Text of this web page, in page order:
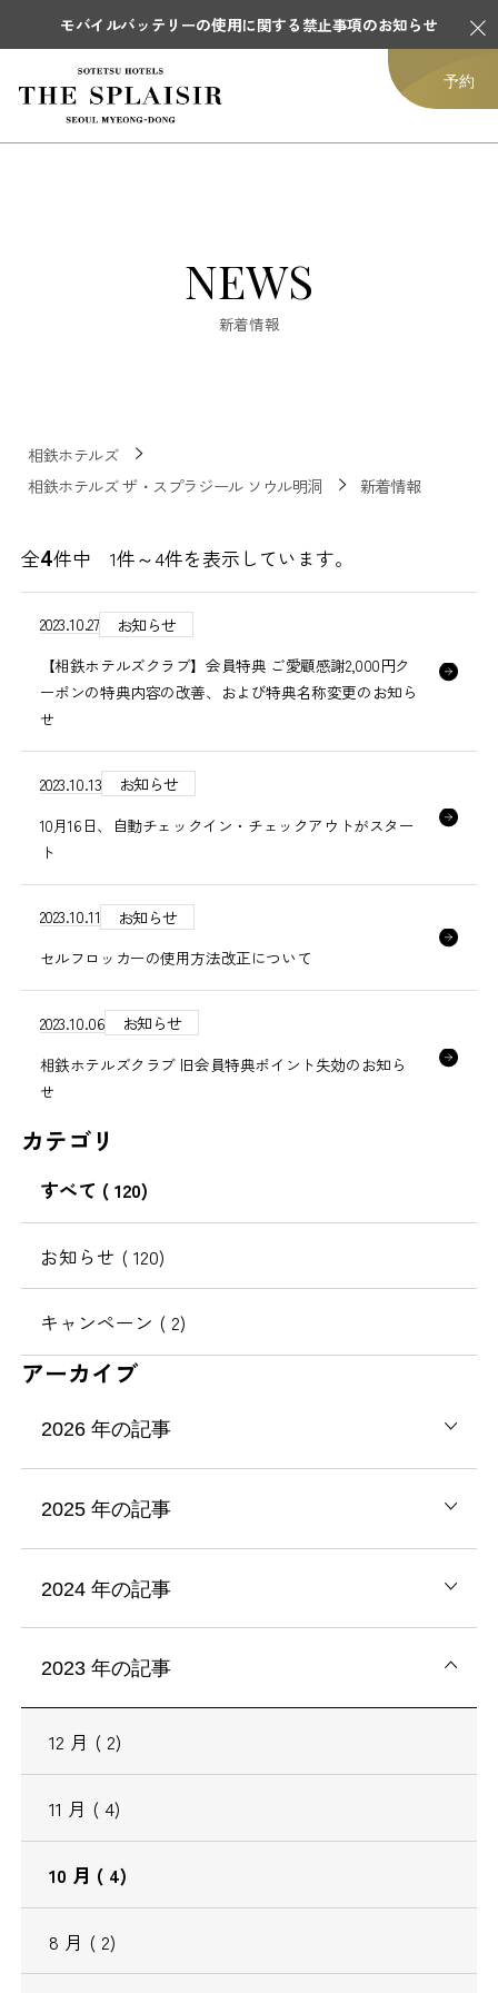
モバイルバッテリーの使用に関する禁止事項のお知らせ
予約
NEWS
新着情報
相鉄ホテルズ
相鉄ホテルズ ザ・スプラジール ソウル明洞
新着情報
全4件中 1件～4件を表示しています。
2023.10.27 お知らせ
【相鉄ホテルズクラブ】会員特典 ご愛顧感謝2,000円ク
ーポンの特典内容の改善、および特典名称変更のお知ら
せ
2023.10.13 お知らせ
10月16日、自動チェックイン・チェックアウトがスター
ト
2023.10.11 お知らせ
セルフロッカーの使用方法改正について
2023.10.06 お知らせ
相鉄ホテルズクラブ 旧会員特典ポイント失効のお知ら
せ
カテゴリ
すべて ( 120)
お知らせ ( 120)
キャンペーン ( 2)
アーカイブ
2026 年の記事
2025 年の記事
2024 年の記事
2023 年の記事
12 月 ( 2)
11 月 ( 4)
10 月 ( 4)
8 月 ( 2)